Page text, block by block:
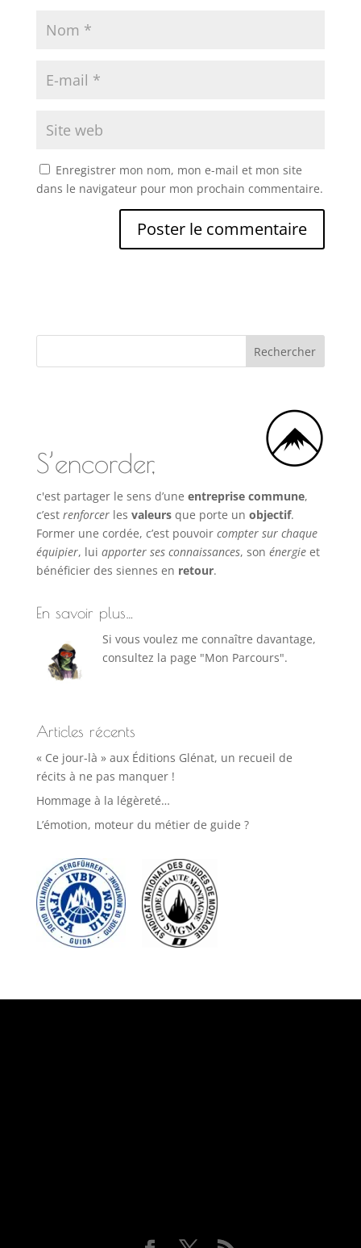
Enregistrer mon nom, mon e-mail et mon site
dans le navigateur pour mon prochain commentaire.
S’encorder,
c'est partager le sens d’une entreprise commune,
c’est renforcerles valeursque porte un objectif.
Former une cordée, c’est pouvoircompter sur chaque
équipier, lui apporter ses connaissances, son énergieet
bénéficier des siennes en retour.
En savoir plus…
Si vous voulez me connaître davantage,
consultez la page "Mon Parcours".
Articles récents
« Ce jour-là » aux Éditions Glénat, un recueil de
récits à ne pas manquer !
Hommage à la légèreté…
L’émotion, moteur du métier de guide ?